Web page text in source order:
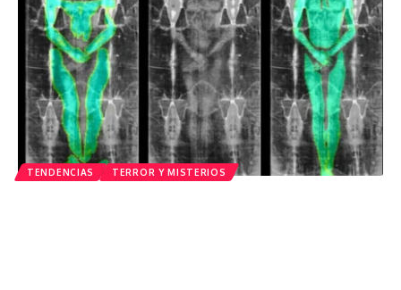
TENDENCIAS TERROR Y MISTERIOS